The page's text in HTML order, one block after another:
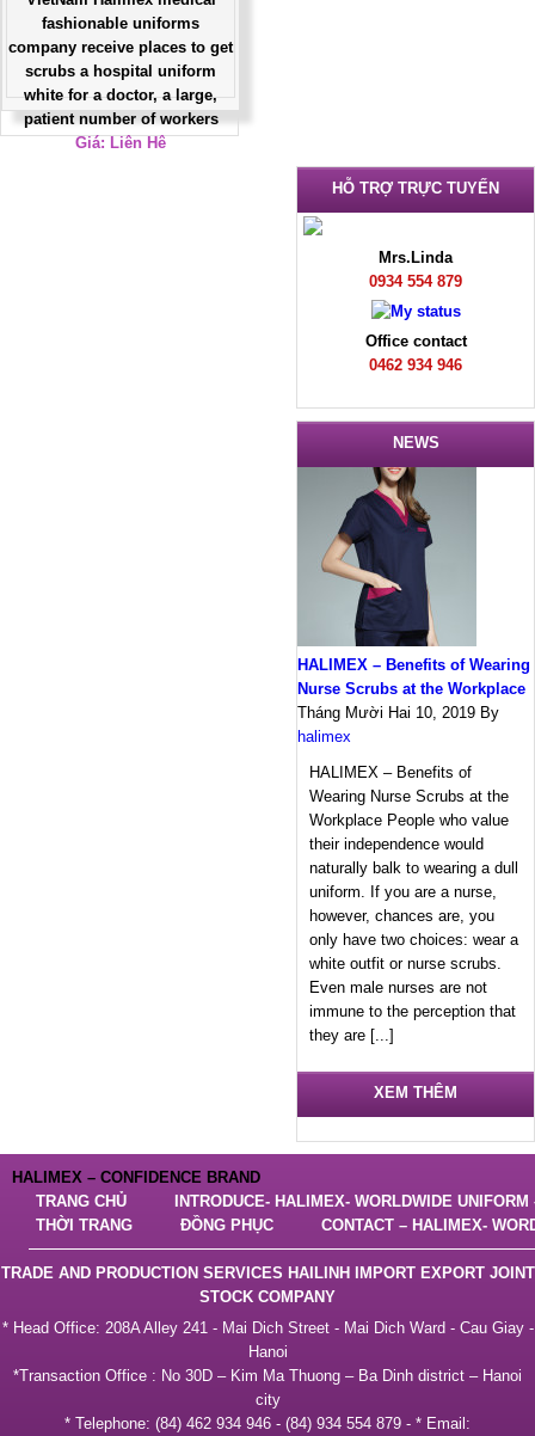
fashionable uniforms
company receive places to get
scrubs a hospital uniform
white for a doctor, a large,
patient number of workers
Giá: Liên Hệ
HỖ TRỢ TRỰC TUYẾN
Mrs.Linda
0934 554 879
Office contact
0462 934 946
NEWS
HALIMEX – Benefits of Wearing
Nurse Scrubs at the Workplace
Tháng Mười Hai 10, 2019 By
halimex
HALIMEX – Benefits of
Wearing Nurse Scrubs at the
Workplace People who value
their independence would
naturally balk to wearing a dull
uniform. If you are a nurse,
however, chances are, you
only have two choices: wear a
white outfit or nurse scrubs.
Even male nurses are not
immune to the perception that
they are [...]
XEM THÊM
HALIMEX – CONFIDENCE BRAND
TRANG CHỦ
INTRODUCE- HALIMEX- WORLDWIDE
THỜI TRANG
ĐỒNG PHỤC CONTACT – HALIMEX-
TRADE AND PRODUCTION SERVICES HAILINH IMPORT EXPORT JOINT
STOCK COMPANY
* Head Office: 208A Alley 241 - Mai Dich Street - Mai Dich Ward - Cau Giay -
Hanoi
*Transaction Office : No 30D – Kim Ma Thuong – Ba Dinh district – Hanoi
city
* Telephone: (84) 462 934 946 - (84) 934 554 879 - * Email: